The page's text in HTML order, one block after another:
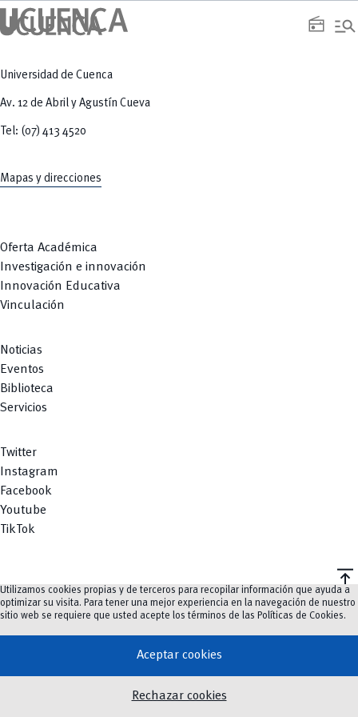
radio manage_search
Universidad de Cuenca
Av. 12 de Abril y Agustín Cueva
Tel: (07) 413 4520
Mapas y direcciones
Oferta Académica
Investigación e innovación
Innovación Educativa
Vinculación
Noticias
Eventos
Biblioteca
Servicios
Twitter
Instagram
Facebook
Youtube
TikTok
vertical_align_top
©2023-2026UCuenca.
Utilizamos cookies propias y de terceros para recopilar información que ayuda a
optimizar su visita. Para tener una mejor experiencia en la navegación de nuestro
sitio web se requiere que usted acepte los términos de las Políticas de Cookies.
Aceptar cookies
Rechazar cookies